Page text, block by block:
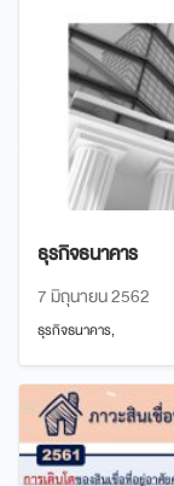
ธุรกิจธนาคาร
7 มิถุนายน 2562
ธุรกิจธนาคาร,